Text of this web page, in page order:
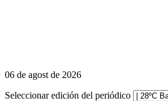
06 de agost de 2026
Seleccionar edición del periódico